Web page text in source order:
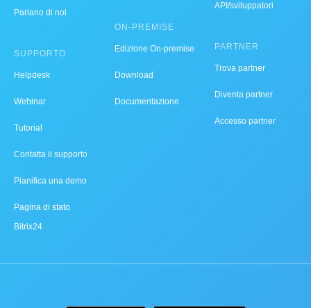
Parlano di noi
SUPPORTO
Helpdesk
Webinar
Tutorial
Contatta il supporto
Pianifica una demo
Pagina di stato
Bitrix24
ON-PREMISE
Edizione On-premise
Download
Documentazione
API/sviluppatori
PARTNER
Trova partner
Diventa partner
Accesso partner